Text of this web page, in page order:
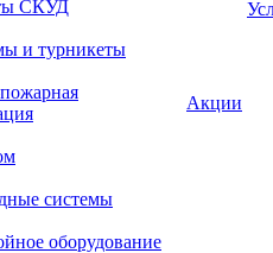
СКУД
и турникеты
системы
оборудование
Акции